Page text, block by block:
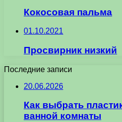
Кокосовая пальма
01.10.2021
Просвирник низкий
Последние записи
20.06.2026
Как выбрать
ванной комнаты